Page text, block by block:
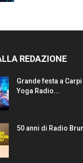
REDAZIONE
Grande festa a
Yoga Radio...
50 anni di Radio